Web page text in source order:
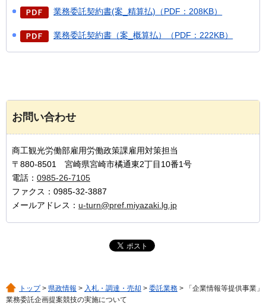
業務委託契約書(案_精算払)（PDF：208KB）
業務委託契約書（案_概算払）（PDF：222KB）
お問い合わせ
商工観光労働部雇用労働政策課雇用対策担当
〒880-8501 宮崎県宮崎市橘通東2丁目10番1号
電話： 0985-26-7105
ファクス：0985-32-3887
メールアドレス： u-turn@pref.miyazaki.lg.jp
トップ> 県政情報 > 入札・調達・売却 > 委託業務 > 「企業情報等提供事業」
業務委託企画提案競技の実施について